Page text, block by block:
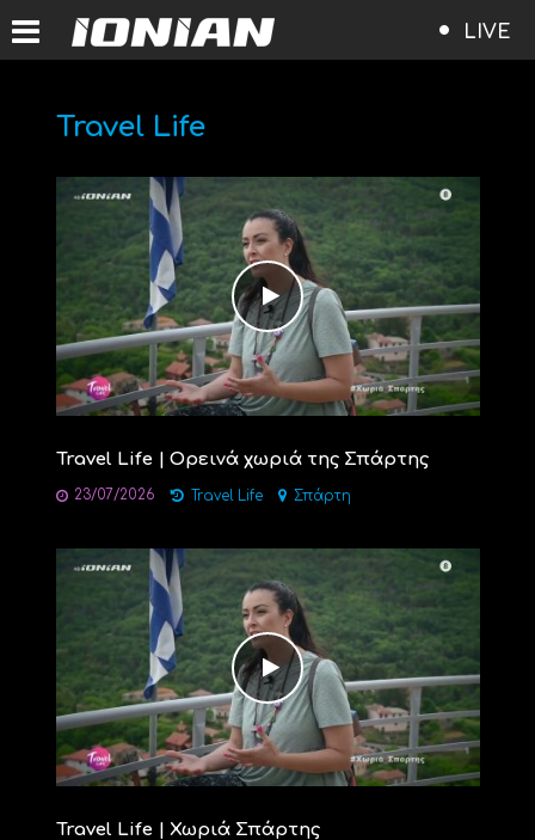
LIVE
Travel Life
Travel Life | Ορεινά χωριά της Σπάρτης
23/07/2026 Travel Life Σπάρτη
Travel Life | Χωριά Σπάρτης